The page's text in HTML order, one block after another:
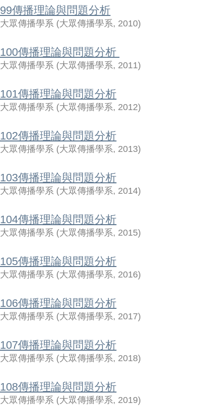
99傳播理論與問題分析
大眾傳播學系 (大眾傳播學系, 2010)
100傳播理論與問題分析
大眾傳播學系 (大眾傳播學系, 2011)
101傳播理論與問題分析
大眾傳播學系 (大眾傳播學系, 2012)
102傳播理論與問題分析
大眾傳播學系 (大眾傳播學系, 2013)
103傳播理論與問題分析
大眾傳播學系 (大眾傳播學系, 2014)
104傳播理論與問題分析
大眾傳播學系 (大眾傳播學系, 2015)
105傳播理論與問題分析
大眾傳播學系 (大眾傳播學系, 2016)
106傳播理論與問題分析
大眾傳播學系 (大眾傳播學系, 2017)
107傳播理論與問題分析
大眾傳播學系 (大眾傳播學系, 2018)
108傳播理論與問題分析
大眾傳播學系 (大眾傳播學系, 2019)